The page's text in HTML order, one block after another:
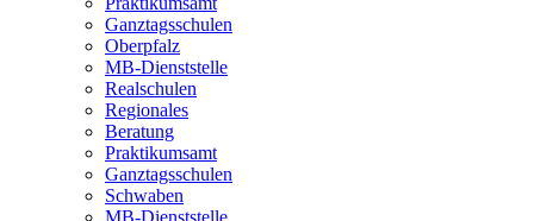
Ganztagsschulen
Oberpfalz
MB-Dienststelle
Realschulen
Regionales
Beratung
Praktikumsamt
Ganztagsschulen
Schwaben
MB-Dienststelle